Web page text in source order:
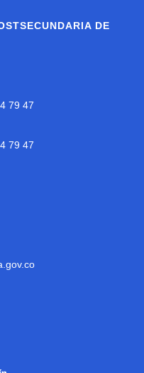
DE
79 47
79 47